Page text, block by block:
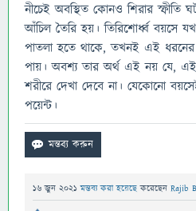
নীচেই অবস্থিত কোনও শিরার
আঁচিল তৈরি হয়। তিরিশোর্ধ্ব বয়সে
পাতলা হতে থাকে, তখনই এই ধরনের
পায়। অবশ্য তার অর্থ এই ‌নয় যে,
শরীরে দেখা দেবে না। যেকোনো
পয়েন্ট।
16 জুন 2021 মন্তব্য করা হয়েছেকরেছেন Rajib